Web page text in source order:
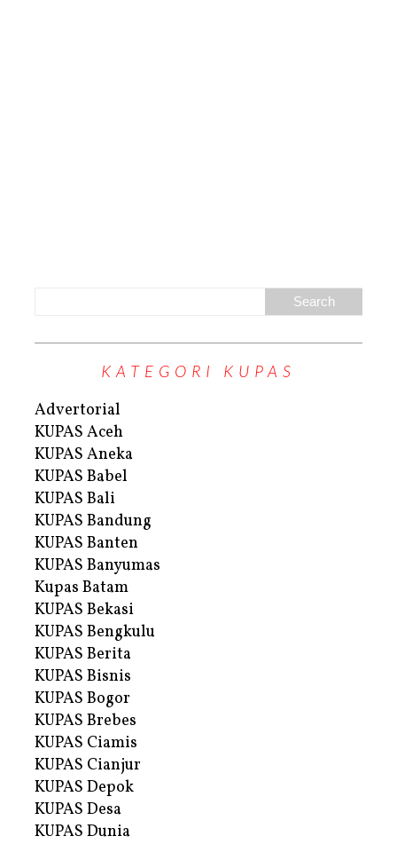
KATEGORI KUPAS
Advertorial
KUPAS Aceh
KUPAS Aneka
KUPAS Babel
KUPAS Bali
KUPAS Bandung
KUPAS Banten
KUPAS Banyumas
Kupas Batam
KUPAS Bekasi
KUPAS Bengkulu
KUPAS Berita
KUPAS Bisnis
KUPAS Bogor
KUPAS Brebes
KUPAS Ciamis
KUPAS Cianjur
KUPAS Depok
KUPAS Desa
KUPAS Dunia